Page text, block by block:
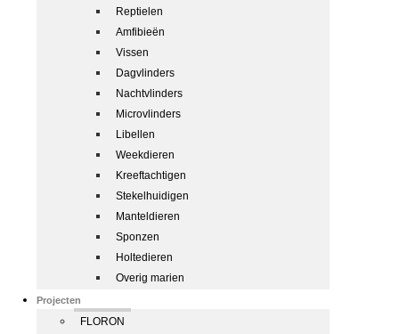
Reptielen
Amfibieën
Vissen
Dagvlinders
Nachtvlinders
Microvlinders
Libellen
Weekdieren
Kreeftachtigen
Stekelhuidigen
Manteldieren
Sponzen
Holtedieren
Overig marien
Projecten
FLORON